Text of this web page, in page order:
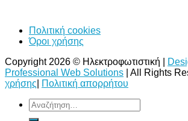
Πολιτική cookies
Όροι χρήσης
Copyright 2026 © Ηλεκτροφωτιστική |
Professional Web Solutions | All Rights
χρήσης
Πολιτική απορρήτου
Αναζήτηση
για: